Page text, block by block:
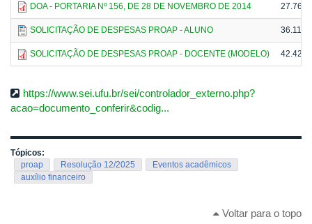
DOA - PORTARIA Nº 156, DE 28 DE NOVEMBRO DE 2014 27.76
SOLICITAÇÃO DE DESPESAS PROAP - ALUNO 36.11
SOLICITAÇÃO DE DESPESAS PROAP - DOCENTE (MODELO) 42.42
https://www.sei.ufu.br/sei/controlador_externo.php?
acao=documento_conferir&codig...
Tópicos:
proap
Resolução 12/2025
Eventos acadêmicos
auxílio financeiro
Voltar para o topo